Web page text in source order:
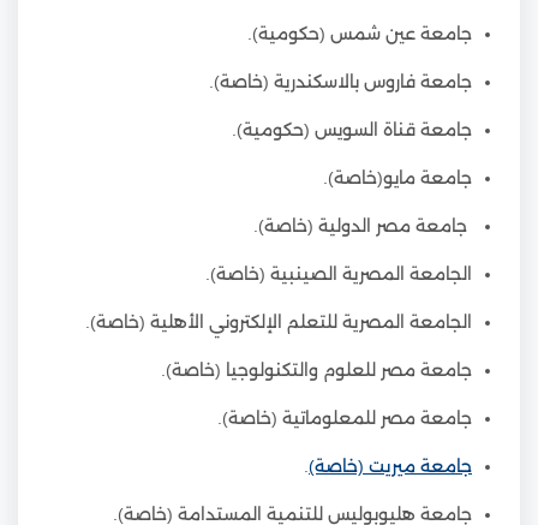
جامعة عين شمس (حكومية).
جامعة فاروس بالاسكندرية (خاصة).
جامعة قناة السويس (حكومية).
جامعة مايو(خاصة).
جامعة مصر الدولية (خاصة).
الجامعة المصرية الصينبية (خاصة).
الجامعة المصرية للتعلم الإلكتروني الأهلية (خاصة).
جامعة مصر للعلوم والتكنولوجيا (خاصة).
جامعة مصر للمعلوماتية (خاصة).
جامعة ميريت (خاصة)
جامعة هليوبوليس للتنمية المستدامة (خاصة).